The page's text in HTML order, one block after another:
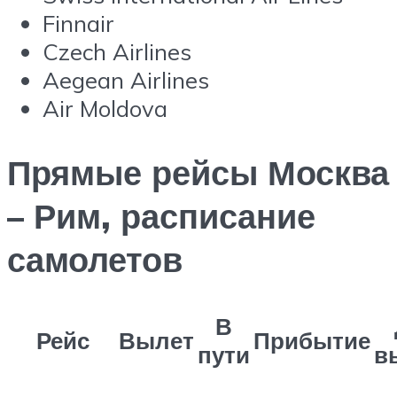
Finnair
Czech Airlines
Aegean Airlines
Air Moldova
Прямые рейсы Москва
– Рим, расписание
самолетов
Рейс Вылет
В
путиПрибытие